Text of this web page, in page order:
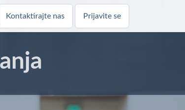
Kontaktirajte nas Prijavite se